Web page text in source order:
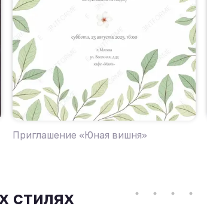
Приглашение «Юная вишня»
стилях